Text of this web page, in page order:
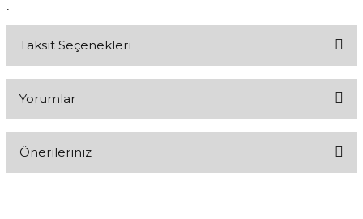
Taksit Seçenekleri
Yorumlar
Önerileriniz